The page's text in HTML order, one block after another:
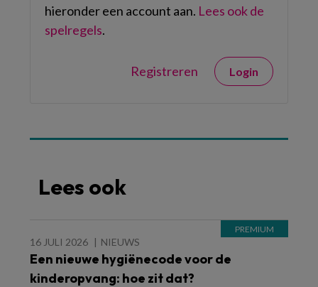
hieronder een account aan. Lees ook de
spelregels.
Registreren Login
Lees ook
16 JULI 2026 NIEUWS
Een nieuwe hygiënecode voor de
kinderopvang: hoe zit dat?